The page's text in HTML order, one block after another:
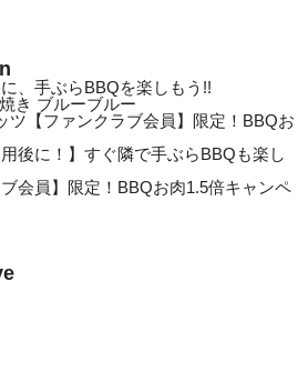
、手ぶらBBQを楽しもう!!
き ブルーブルー
【ファンクラブ会員】限定！BBQお
後に！】すぐ隣で手ぶらBBQも楽し
会員】限定！BBQお肉1.5倍キャンペ